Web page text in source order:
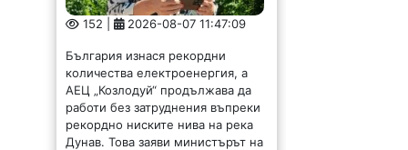
152 | 2026-08-07 11:47:09
България изнася рекордни
количества електроенергия, а
АЕЦ „Козлодуй“ продължава да
работи без затруднения въпреки
рекордно ниските нива на река
Дунав. Това заяви министърът на